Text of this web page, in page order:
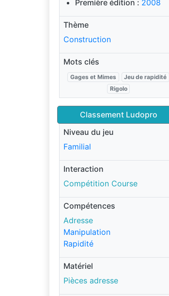
Première édition : 2008
Thème
Construction
Mots clés
Gages et Mimes
Jeu de rapidité
Rigolo
Classement Ludopro
Niveau du jeu
Familial
Interaction
Compétition Course
Compétences
Adresse
Manipulation
Rapidité
Matériel
Pièces adresse